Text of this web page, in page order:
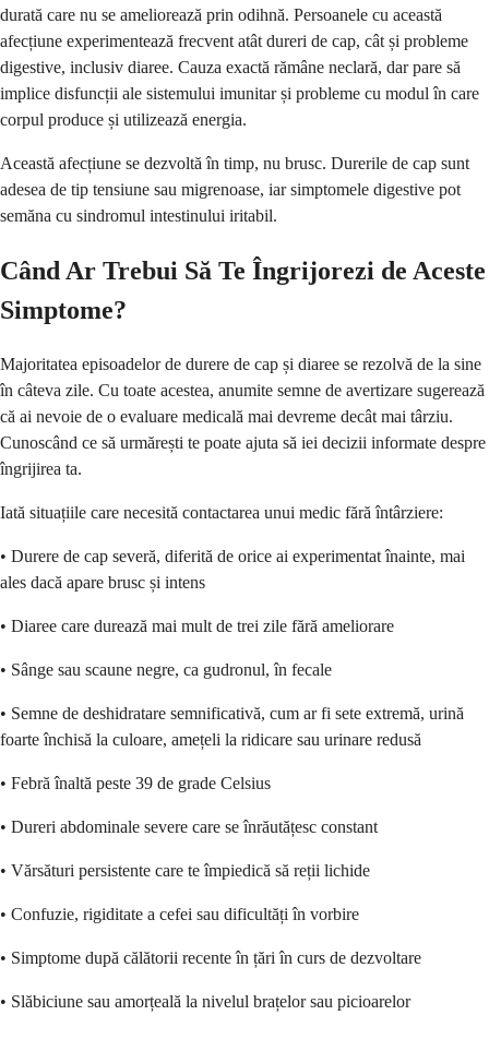
durată care nu se ameliorează prin odihnă. Persoanele cu această
afecțiune experimentează frecvent atât dureri de cap, cât și probleme
digestive, inclusiv diaree. Cauza exactă rămâne neclară, dar pare să
implice disfuncții ale sistemului imunitar și probleme cu modul în care
corpul produce și utilizează energia.
Această afecțiune se dezvoltă în timp, nu brusc. Durerile de cap sunt
adesea de tip tensiune sau migrenoase, iar simptomele digestive pot
semăna cu sindromul intestinului iritabil.
Când Ar Trebui Să Te Îngrijorezi de Aceste
Simptome?
Majoritatea episoadelor de durere de cap și diaree se rezolvă de la sine
în câteva zile. Cu toate acestea, anumite semne de avertizare sugerează
că ai nevoie de o evaluare medicală mai devreme decât mai târziu.
Cunoscând ce să urmărești te poate ajuta să iei decizii informate despre
îngrijirea ta.
Iată situațiile care necesită contactarea unui medic fără întârziere:
• Durere de cap severă, diferită de orice ai experimentat înainte, mai
ales dacă apare brusc și intens
• Diaree care durează mai mult de trei zile fără ameliorare
• Sânge sau scaune negre, ca gudronul, în fecale
• Semne de deshidratare semnificativă, cum ar fi sete extremă, urină
foarte închisă la culoare, amețeli la ridicare sau urinare redusă
• Febră înaltă peste 39 de grade Celsius
• Dureri abdominale severe care se înrăutățesc constant
• Vărsături persistente care te împiedică să reții lichide
• Confuzie, rigiditate a cefei sau dificultăți în vorbire
• Simptome după călătorii recente în țări în curs de dezvoltare
• Slăbiciune sau amorțeală la nivelul brațelor sau picioarelor